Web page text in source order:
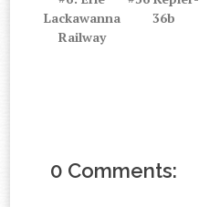
Lackawanna
Railway
36b
0 Comments: